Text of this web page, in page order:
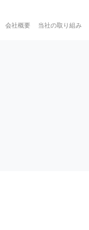
会社概要 当社の取り組み